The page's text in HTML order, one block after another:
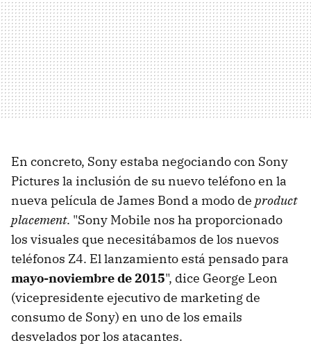
En concreto, Sony estaba negociando con Sony
Pictures la inclusión de su nuevo teléfono en la
nueva película de James Bond a modo de product
placement. "Sony Mobile nos ha proporcionado
los visuales que necesitábamos de los nuevos
teléfonos Z4. El lanzamiento está pensado para
mayo-noviembre de 2015", dice George Leon
(vicepresidente ejecutivo de marketing de
consumo de Sony) en uno de los emails
desvelados por los atacantes.